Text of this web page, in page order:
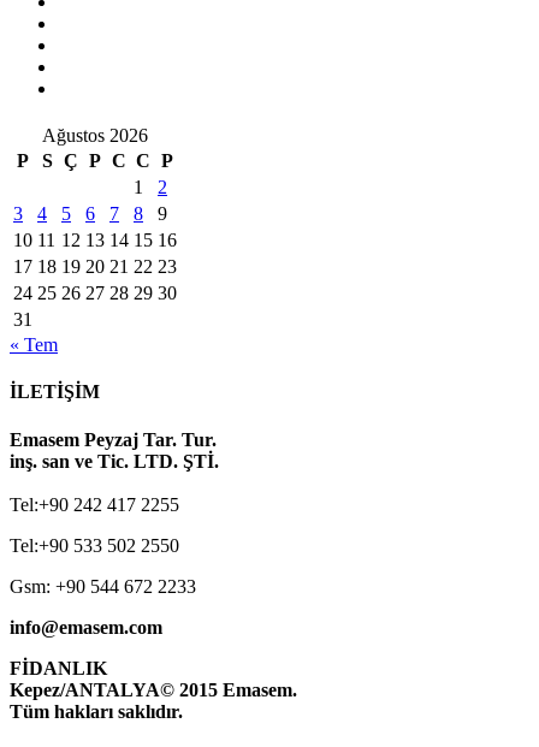
Ağustos 2026
P
S Ç P C C P
1
2
3
4 5 6 7 8
9
10 11 12 13 14 15 16
17 18 19 20 21 22 23
24 25 26 27 28 29 30
31
« Tem
İLETİŞİM
Emasem Peyzaj Tar. Tur.
inş. san ve Tic. LTD. ŞTİ.
Tel:+90 242 417 2255
Tel:+90 533 502 2550
Gsm: +90 544 672 2233
info@emasem.com
FİDANLIK
Kepez/ANTALYA© 2015 Emasem.
Tüm hakları saklıdır.